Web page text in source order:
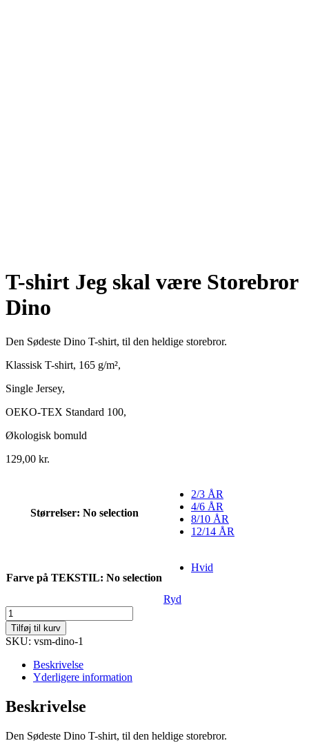
T-shirt Jeg skal være Storebror
Dino
Den Sødeste Dino T-shirt, til den heldige storebror.
Klassisk T-shirt, 165 g/m²,
Single Jersey,
OEKO-TEX Standard 100,
Økologisk bomuld
129,00 kr.
Størrelser: No selection
2/3 ÅR
4/6 ÅR
8/10 ÅR
12/14 ÅR
Farve på TEKSTIL: No selection
Hvid
Ryd
T-
shirt
Jeg
skal
være
Storebror
antal
Tilføj til kurv
SKU: vsm-dino-1
Beskrivelse
Yderligere information
Beskrivelse
Den Sødeste Dino T-shirt, til den heldige storebror.